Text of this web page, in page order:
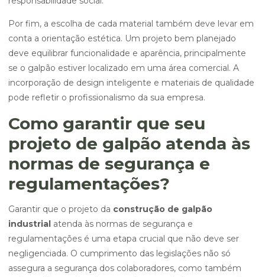
Por fim, a escolha de cada material também deve levar em
conta a orientação estética. Um projeto bem planejado
deve equilibrar funcionalidade e aparência, principalmente
se o galpão estiver localizado em uma área comercial. A
incorporação de design inteligente e materiais de qualidade
pode refletir o profissionalismo da sua empresa.
Como garantir que seu
projeto de galpão atenda às
normas de segurança e
regulamentações?
Garantir que o projeto da construção de galpão
industrial atenda às normas de segurança e
regulamentações é uma etapa crucial que não deve ser
negligenciada. O cumprimento das legislações não só
assegura a segurança dos colaboradores, como também